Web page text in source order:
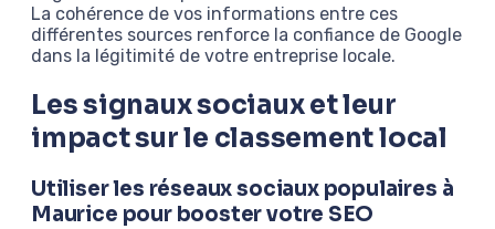
La cohérence de vos informations entre ces
différentes sources renforce la confiance de Google
dans la légitimité de votre entreprise locale.
Les signaux sociaux et leur
impact sur le classement local
Utiliser les réseaux sociaux populaires à
Maurice pour booster votre SEO